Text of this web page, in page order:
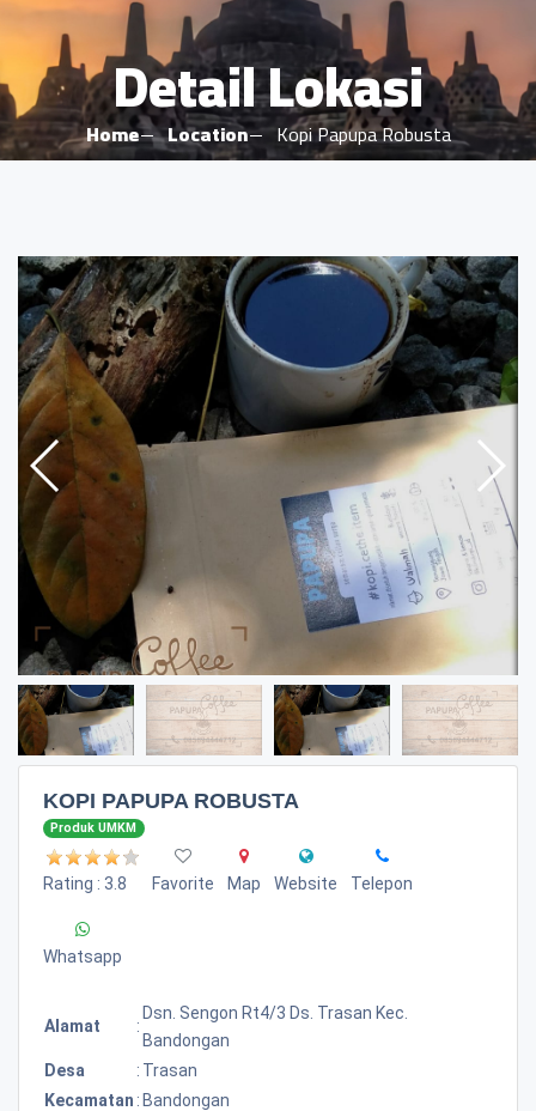
Detail Lokasi
Home Location Kopi Papupa Robusta
KOPI PAPUPA ROBUSTA
Produk UMKM
Rating : 3.8 Favorite Map Website Telepon
Whatsapp
Alamat :
Dsn. Sengon Rt4/3 Ds. Trasan Kec.
Bandongan
Desa
: Trasan
Kecamatan : Bandongan